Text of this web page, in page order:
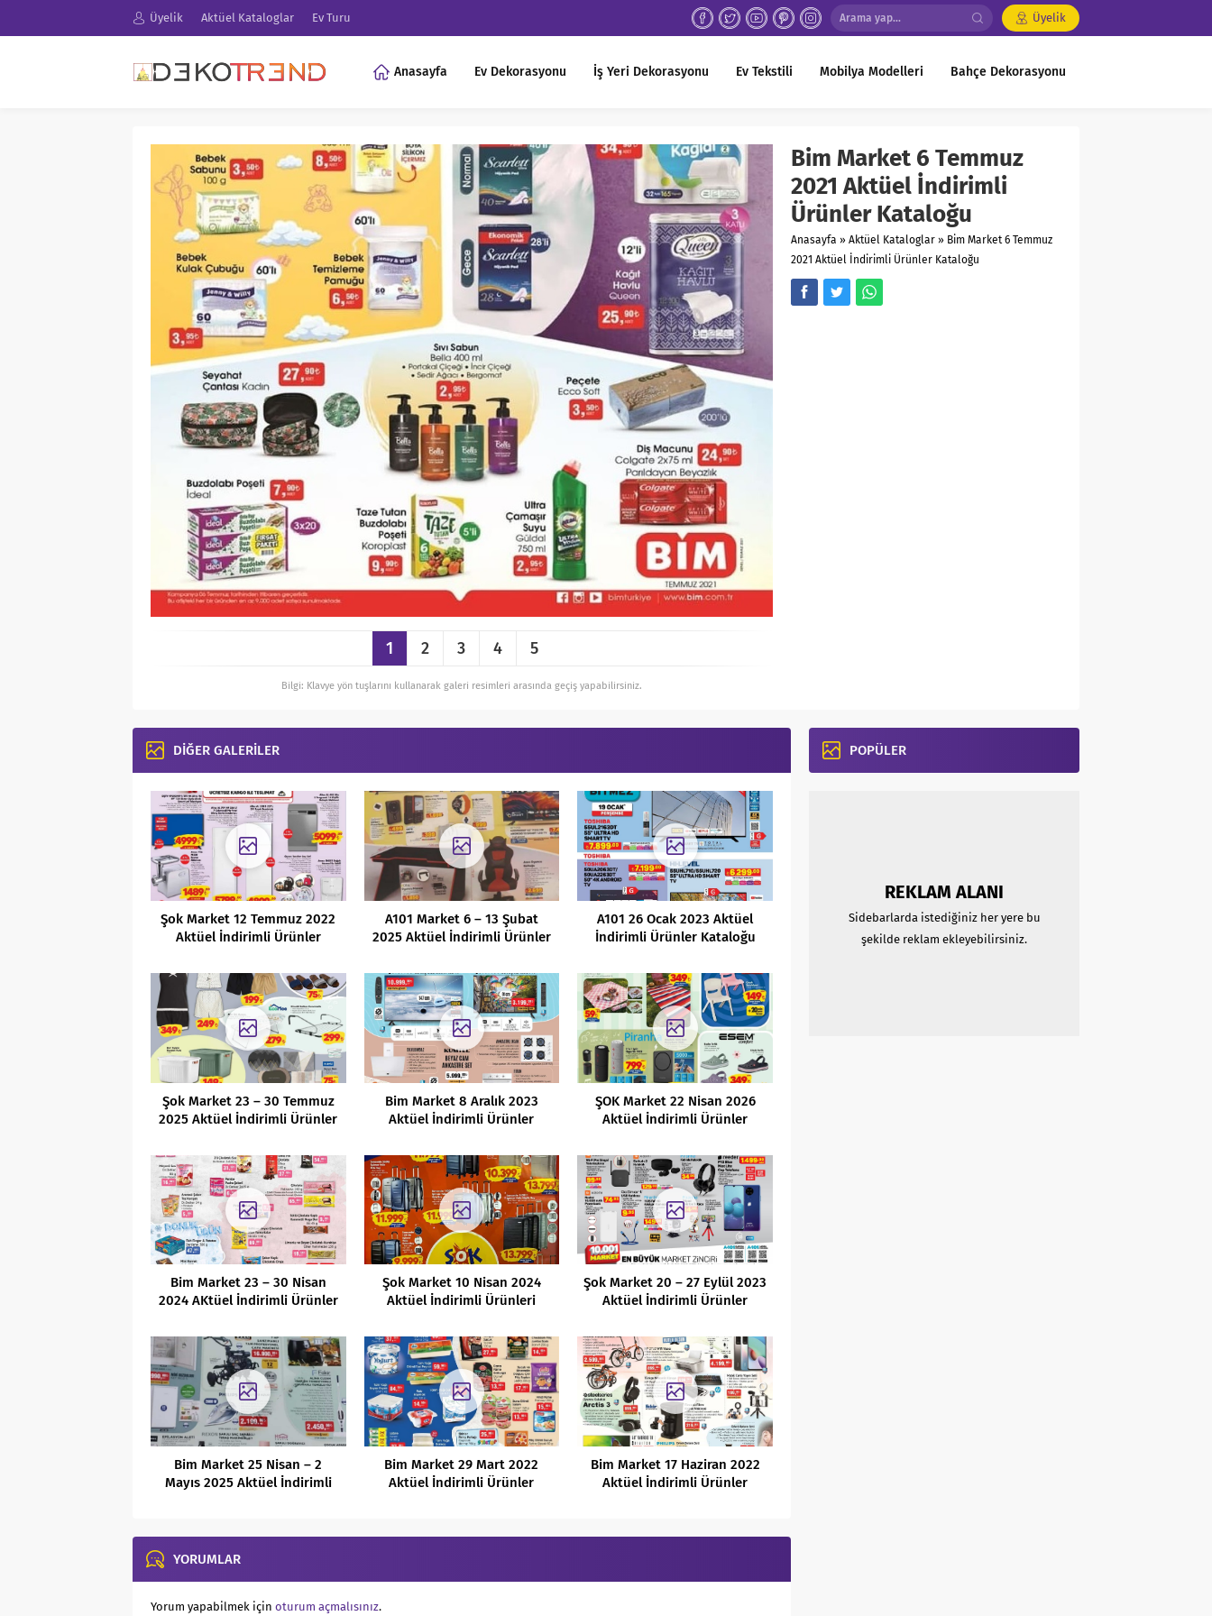
Üyelik Aktüel Kataloglar Ev Turu Üyelik
Anasayfa Ev Dekorasyonu İş Yeri Dekorasyonu Ev Tekstili Mobilya Modelleri Bahçe Dekorasyonu
1 2 3 4 5
Bilgi: Klavye yön tuşlarını kullanarak galeri resimleri arasında geçiş yapabilirsiniz.
Bim Market 6 Temmuz
2021 Aktüel İndirimli
Ürünler Kataloğu
Anasayfa » Aktüel Kataloglar » Bim Market 6 Temmuz
2021 Aktüel İndirimli Ürünler Kataloğu
DİĞER GALERİLER
Şok Market 12 Temmuz 2022
Aktüel İndirimli Ürünler
A101 Market 6 – 13 Şubat
2025 Aktüel İndirimli Ürünler
A101 26 Ocak 2023 Aktüel
İndirimli Ürünler Kataloğu
Şok Market 23 – 30 Temmuz
2025 Aktüel İndirimli Ürünler
Bim Market 8 Aralık 2023
Aktüel İndirimli Ürünler
ŞOK Market 22 Nisan 2026
Aktüel İndirimli Ürünler
Bim Market 23 – 30 Nisan
2024 AKtüel İndirimli Ürünler
Şok Market 10 Nisan 2024
Aktüel İndirimli Ürünleri
Şok Market 20 – 27 Eylül 2023
Aktüel İndirimli Ürünler
Bim Market 25 Nisan – 2
Mayıs 2025 Aktüel İndirimli
Bim Market 29 Mart 2022
Aktüel İndirimli Ürünler
Bim Market 17 Haziran 2022
Aktüel İndirimli Ürünler
YORUMLAR
Yorum yapabilmek için oturum açmalısınız.
POPÜLER
REKLAM ALANI
Sidebarlarda istediğiniz her yere bu
şekilde reklam ekleyebilirsiniz.